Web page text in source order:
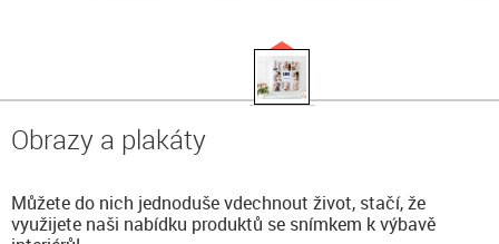
Obrazy a plakáty
Můžete do nich jednoduše vdechnout život, stačí, že
využijete naši nabídku produktů se snímkem k výbavě